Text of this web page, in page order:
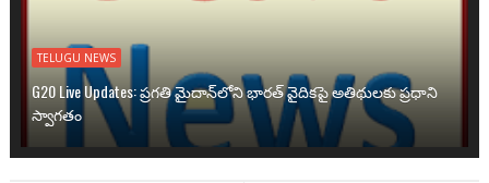
TELUGU NEWS
G20 Live Updates: ప్రగతి మైదాన్‌లోని భారత్ వైదికపై అతిథులకు ప్రధాని
స్వాగతం